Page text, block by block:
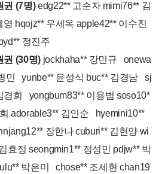
권 (7명)edg22** 고순자 mimi76** 김
hqojz** 우세옥 apple42** 이수진
정진주
권 (30명) jockhaha** 강민규 onewa
민 yunbe** 윤성식 buc** 김경남 sj
경희 yongbum83** 이용범 soso10*
adorable3** 김인순 hyemini10**
장한나 cuburi** 김현양 wi
효정 seongmin1** 정성민 pdjw** 박
박은미 chose** 조세현 chan19